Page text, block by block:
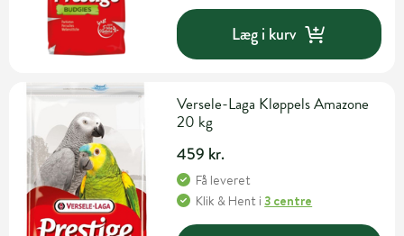
Læg i kurv
Versele-Laga Kløppels Amazone
20 kg
459 kr.
Få leveret
Klik & Hent i3 centre